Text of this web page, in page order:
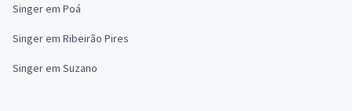
Singer em Poá
Singer em Ribeirão Pires
Singer em Suzano